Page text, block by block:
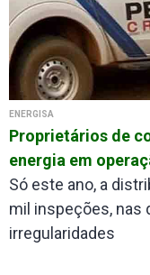
ENERGISA
Proprietários de
energia em
Só este ano, a
mil inspeções, nas
irregularidades